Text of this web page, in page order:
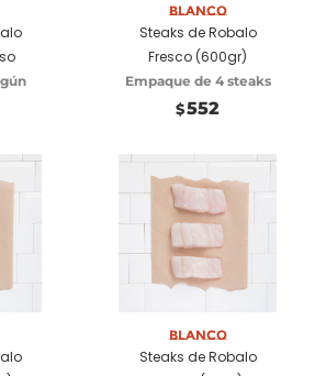
Blanco
Steaks de Robalo
Fresco (600gr)
Empaque de 4 steaks
$552
Añadir a
carrito
Blanco
Steaks de Robalo